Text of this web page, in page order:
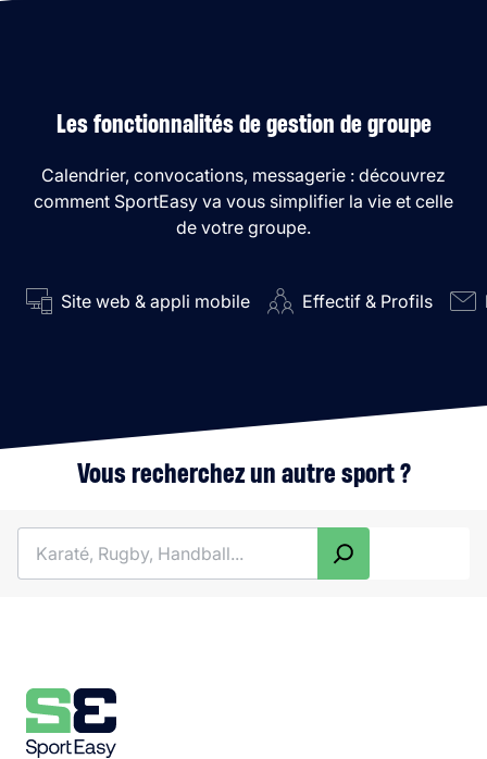
Les fonctionnalités de gestion de groupe
Calendrier, convocations, messagerie : découvrez
comment SportEasy va vous simplifier la vie et celle
de votre groupe.
Site web & appli mobile Effectif & Profils
Vous recherchez un autre sport ?